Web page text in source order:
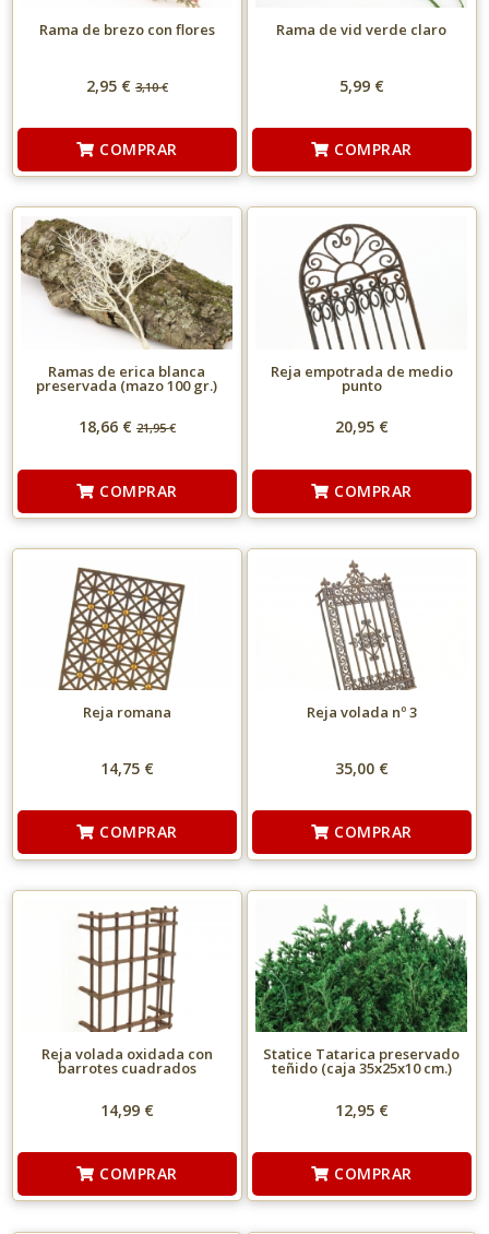
Rama de brezo con flores
2,95 € 3,10€
COMPRAR
Rama de vid verde claro
5,99 €
COMPRAR
Ramas de erica blanca
preservada (mazo 100 gr.)
18,66 € 21,95€
COMPRAR
Reja empotrada de medio
punto
20,95 €
COMPRAR
Reja romana
14,75 €
COMPRAR
Reja volada nº 3
35,00 €
COMPRAR
Reja volada oxidada con
barrotes cuadrados
14,99 €
COMPRAR
Statice Tatarica preservado
teñido (caja 35x25x10 cm.)
12,95 €
COMPRAR